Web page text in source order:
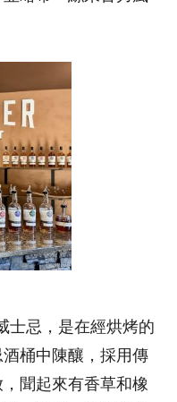
士忌，是在經烘烤的
桶中陳釀，採用傳
聞起來有香草和橡